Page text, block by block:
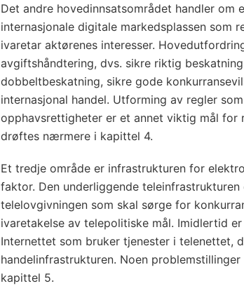
Det andre hovedinnsatsområdet handler om
internasjonale digitale markedsplassen som
ivaretar aktørenes interesser.
avgiftshåndtering, dvs. sikre riktig
dobbeltbeskatning, sikre gode
internasjonal handel. Utforming av regler
opphavsrettigheter er et annet viktig mål for
drøftes nærmere i kapittel 4.
Et tredje område er infrastrukturen for
faktor. Den underliggende
telelovgivningen som skal sørge for
ivaretakelse av telepolitiske mål. Imidlertid
Internettet som bruker tjenester i telenettet,
handelinfrastrukturen. Noen
kapittel 5.